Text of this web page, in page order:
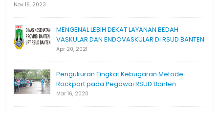
Nov 16, 2023
MENGENAL LEBIH DEKAT LAYANAN BEDAH
VASKULAR DAN ENDOVASKULAR DI RSUD BANTEN
Apr 20, 2021
Pengukuran Tingkat Kebugaran Metode
Rockport pada Pegawai RSUD Banten
Mar 16, 2020